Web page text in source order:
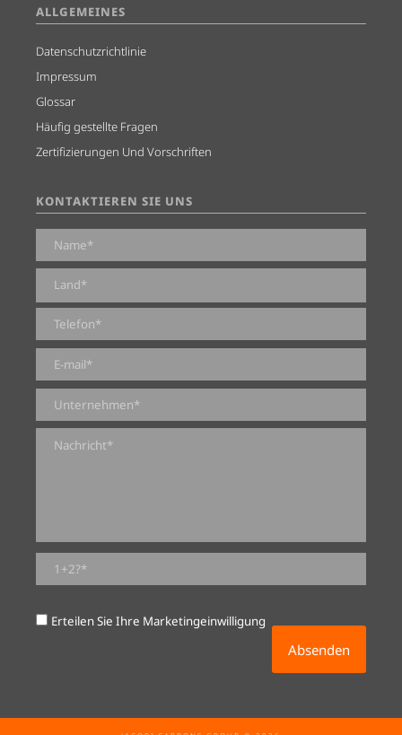
ALLGEMEINES
Datenschutzrichtlinie
Impressum
Glossar
Häufig gestellte Fragen
Zertifizierungen Und Vorschriften
KONTAKTIEREN SIE UNS
0 von 2000 max. Zeichenanzahl
Erteilen Sie Ihre Marketingeinwilligung